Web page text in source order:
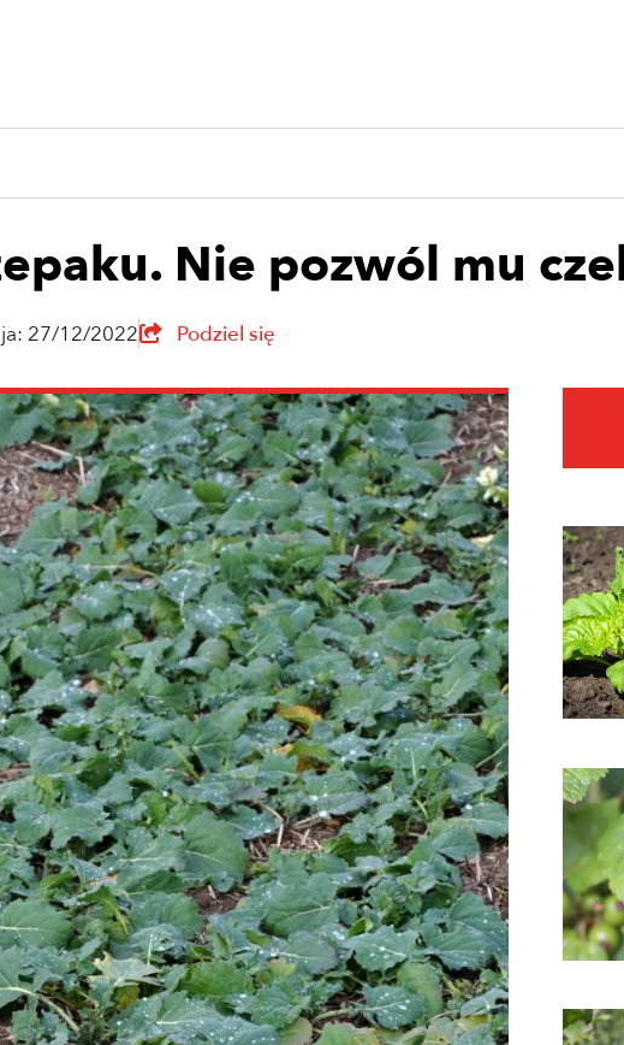
Nie pozwól mu
27/12/2022 Podziel się